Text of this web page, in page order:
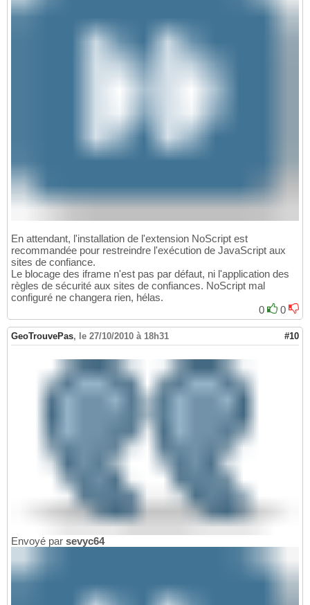
En attendant, l'installation de l'extension NoScript est
recommandée pour restreindre l'exécution de JavaScript aux
sites de confiance.
Le blocage des iframe n'est pas par défaut, ni l'application des
règles de sécurité aux sites de confiances. NoScript mal
configuré ne changera rien, hélas.
0
0
GeoTrouvePas, le 27/10/2010 à 18h31 #10
Envoyé par sevyc64